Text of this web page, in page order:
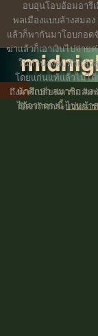
นักศึกษา สมาชิก แล
ได้จากตรงนี้ไปหน้า
อบอุ่นโอบอ้อมอารี
พลเมืองแบบล้างสมอง
แล้วก็พากันมาโอบกอ
ฆ่าแล้วก็เอาเงินไปจ่า
ในทำนองตบหัวแล้วลู
โดยแก่นแท้แล้วไม่ไ
ถึงการเปลี่ยนความสัม
เปิดกว้างกระบวนกา